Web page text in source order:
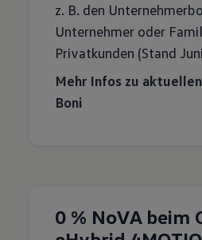
z. B. den
Unternehmer oder
Privatkunden (Stand
Mehr Infos zu
Boni
0 % NoVA beim